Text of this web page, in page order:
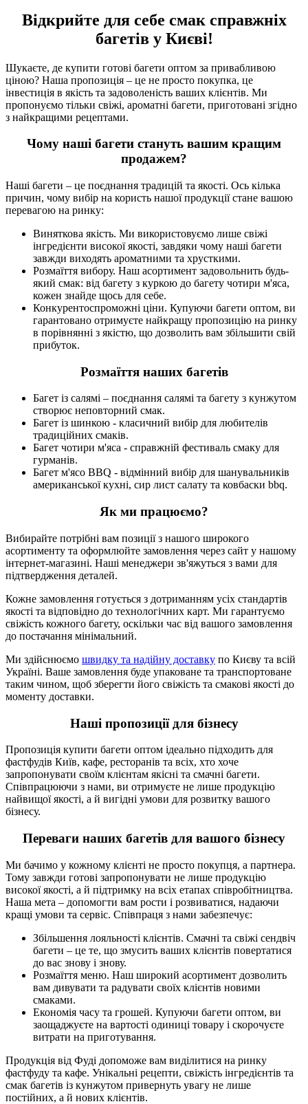
Відкрийте для себе смак справжніх
багетів у Києві!
Шукаєте, де купити готові багети оптом за привабливою
ціною? Наша пропозиція – це не просто покупка, це
інвестиція в якість та задоволеність ваших клієнтів. Ми
пропонуємо тільки свіжі, ароматні багети, приготовані згідно
з найкращими рецептами.
Чому наші багети стануть вашим кращим
продажем?
Наші багети – це поєднання традицій та якості. Ось кілька
причин, чому вибір на користь нашої продукції стане вашою
перевагою на ринку:
Виняткова якість. Ми використовуємо лише свіжі
інгредієнти високої якості, завдяки чому наші багети
завжди виходять ароматними та хрусткими.
Розмаїття вибору. Наш асортимент задовольнить будь-
який смак: від багету з куркою до багету чотири м'яса,
кожен знайде щось для себе.
Конкурентоспроможні ціни. Купуючи багети оптом, ви
гарантовано отримуєте найкращу пропозицію на ринку
в порівнянні з якістю, що дозволить вам збільшити свій
прибуток.
Розмаїття наших багетів
Багет із салямі – поєднання салямі та багету з кунжутом
створює неповторний смак.
Багет із шинкою - класичний вибір для любителів
традиційних смаків.
Багет чотири м'яса - справжній фестиваль смаку для
гурманів.
Багет м'ясо BBQ - відмінний вибір для шанувальників
американської кухні, сир лист салату та ковбаски bbq.
Як ми працюємо?
Вибирайте потрібні вам позиції з нашого широкого
асортименту та оформлюйте замовлення через сайт у нашому
інтернет-магазині. Наші менеджери зв'яжуться з вами для
підтвердження деталей.
Кожне замовлення готується з дотриманням усіх стандартів
якості та відповідно до технологічних карт. Ми гарантуємо
свіжість кожного багету, оскільки час від вашого замовлення
до постачання мінімальний.
Ми здійснюємо швидку та надійну доставку по Києву та всій
Україні. Ваше замовлення буде упаковане та транспортоване
таким чином, щоб зберегти його свіжість та смакові якості до
моменту доставки.
Наші пропозиції для бізнесу
Пропозиція купити багети оптом ідеально підходить для
фастфудів Київ, кафе, ресторанів та всіх, хто хоче
запропонувати своїм клієнтам якісні та смачні багети.
Співпрацюючи з нами, ви отримуєте не лише продукцію
найвищої якості, а й вигідні умови для розвитку вашого
бізнесу.
Переваги наших багетів для вашого бізнесу
Ми бачимо у кожному клієнті не просто покупця, а партнера.
Тому завжди готові запропонувати не лише продукцію
високої якості, а й підтримку на всіх етапах співробітництва.
Наша мета – допомогти вам рости і розвиватися, надаючи
кращі умови та сервіс. Співпраця з нами забезпечує:
Збільшення лояльності клієнтів. Смачні та свіжі сендвіч
багети – це те, що змусить ваших клієнтів повертатися
до вас знову і знову.
Розмаїття меню. Наш широкий асортимент дозволить
вам дивувати та радувати своїх клієнтів новими
смаками.
Економія часу та грошей. Купуючи багети оптом, ви
заощаджуєте на вартості одиниці товару і скорочуєте
витрати на приготування.
Продукція від Фуді допоможе вам виділитися на ринку
фастфуду та кафе. Унікальні рецепти, свіжість інгредієнтів та
смак багетів із кунжутом привернуть увагу не лише
постійних, а й нових клієнтів.